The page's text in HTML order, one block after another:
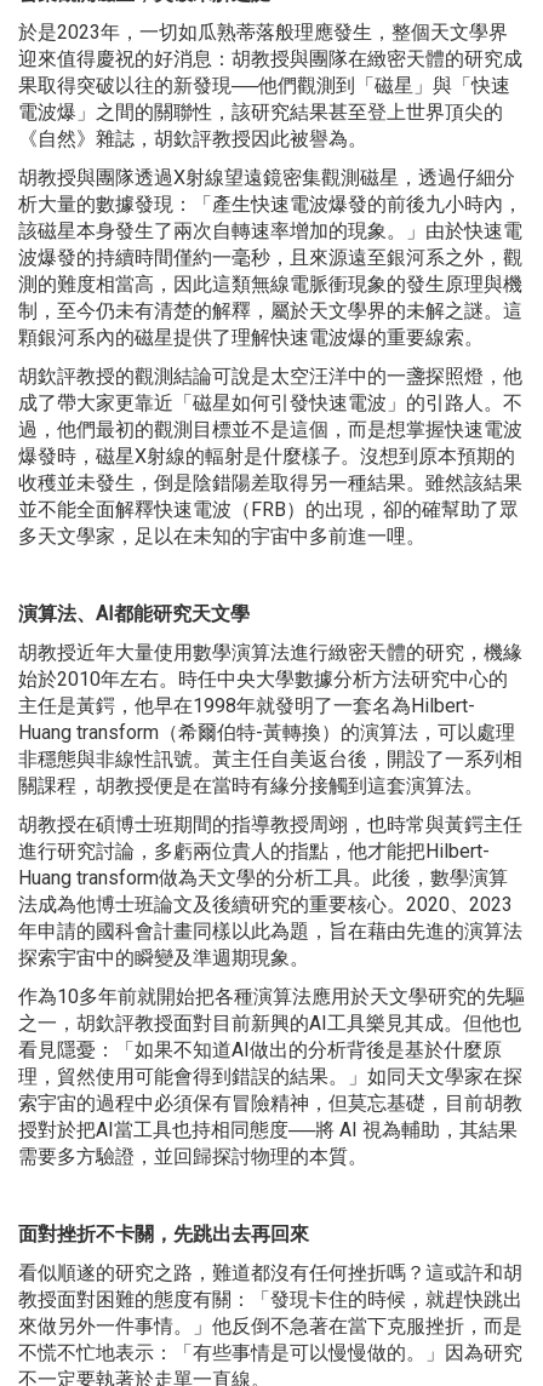
於是2023年，一切如瓜熟蒂落般理應發生，整個天文學界
迎來值得慶祝的好消息：胡教授與團隊在緻密天體的研究成
果取得突破以往的新發現──他們觀測到「磁星」與「快速
電波爆」之間的關聯性，該研究結果甚至登上世界頂尖的
《自然》雜誌，胡欽評教授因此被譽為。
胡教授與團隊透過X射線望遠鏡密集觀測磁星，透過仔細分
析大量的數據發現：「產生快速電波爆發的前後九小時內，
該磁星本身發生了兩次自轉速率增加的現象。」由於快速電
波爆發的持續時間僅約一毫秒，且來源遠至銀河系之外，觀
測的難度相當高，因此這類無線電脈衝現象的發生原理與機
制，至今仍未有清楚的解釋，屬於天文學界的未解之謎。這
顆銀河系內的磁星提供了理解快速電波爆的重要線索。
胡欽評教授的觀測結論可說是太空汪洋中的一盞探照燈，他
成了帶大家更靠近「磁星如何引發快速電波」的引路人。不
過，他們最初的觀測目標並不是這個，而是想掌握快速電波
爆發時，磁星X射線的輻射是什麼樣子。沒想到原本預期的
收穫並未發生，倒是陰錯陽差取得另一種結果。雖然該結果
並不能全面解釋快速電波（FRB）的出現，卻的確幫助了眾
多天文學家，足以在未知的宇宙中多前進一哩。
演算法、 AI都能研究天文學
胡教授近年大量使用數學演算法進行緻密天體的研究，機緣
始於2010年左右。時任中央大學數據分析方法研究中心的
主任是黃鍔，他早在1998年就發明了一套名為Hilbert-
Huang transform（希爾伯特-黃轉換）的演算法，可以處理
非穩態與非線性訊號。黃主任自美返台後，開設了一系列相
關課程，胡教授便是在當時有緣分接觸到這套演算法。
胡教授在碩博士班期間的指導教授周翊，也時常與黃鍔主任
進行研究討論，多虧兩位貴人的指點，他才能把Hilbert-
Huang transform做為天文學的分析工具。此後，數學演算
法成為他博士班論文及後續研究的重要核心。2020、2023
年申請的國科會計畫同樣以此為題，旨在藉由先進的演算法
探索宇宙中的瞬變及準週期現象。
作為10多年前就開始把各種演算法應用於天文學研究的先驅
之一，胡欽評教授面對目前新興的AI工具樂見其成。但他也
看見隱憂：「如果不知道AI做出的分析背後是基於什麼原
理，貿然使用可能會得到錯誤的結果。」如同天文學家在探
索宇宙的過程中必須保有冒險精神，但莫忘基礎，目前胡教
授對於把AI當工具也持相同態度──將 AI 視為輔助，其結果
需要多方驗證，並回歸探討物理的本質。
面對挫折不卡關 ，先跳出去再回來
看似順遂的研究之路，難道都沒有任何挫折嗎？這或許和胡
教授面對困難的態度有關：「發現卡住的時候，就趕快跳出
來做另外一件事情。」他反倒不急著在當下克服挫折，而是
不慌不忙地表示：「有些事情是可以慢慢做的。」因為研究
不一定要執著於走單一直線。